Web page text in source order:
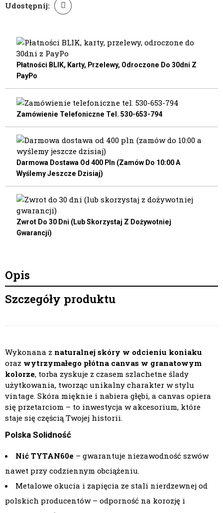
Udostępnij:
Płatności BLIK, Karty, Przelewy, Odroczone Do 30dni Z
PayPo
Zamówienie Telefoniczne Tel. 530-653-794
Darmowa Dostawa Od 400 Pln (zamów Do 10:00 A
Wyślemy Jeszcze Dzisiaj)
Zwrot Do 30 Dni (lub Skorzystaj Z Dożywotniej
Gwarancji)
Opis
Szczegóły produktu
Wykonana z naturalnej skóry w odcieniu koniaku
oraz wytrzymałego płótna canvas w granatowym
kolorze, torba zyskuje z czasem szlachetne ślady
użytkowania, tworząc unikalny charakter w stylu
vintage. Skóra mięknie i nabiera głębi, a canvas opiera
się przetarciom – to inwestycja w akcesorium, które
staje się częścią Twojej historii.
Polska Solidność
Nić TYTAN60e – gwarantuje niezawodność szwów
nawet przy codziennym obciążeniu.
Metalowe okucia i zapięcia ze stali nierdzewnej od
polskich producentów – odporność na korozję i